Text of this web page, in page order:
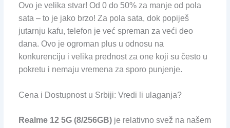
Ovo je velika stvar! Od 0 do 50% za manje od pola
sata – to je jako brzo! Za pola sata, dok popiješ
jutarnju kafu, telefon je već spreman za veći deo
dana. Ovo je ogroman plus u odnosu na
konkurenciju i velika prednost za one koji su često u
pokretu i nemaju vremena za sporo punjenje.
Cena i Dostupnost u Srbiji: Vredi li ulaganja?
Realme 12 5G (8/256GB)je relativno svež na našem